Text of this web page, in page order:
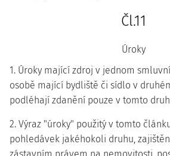
Čl.11
Úroky
1. Úroky mající zdroj v jednom
osobě mající bydliště či sídlo v
podléhají zdanění pouze v tomto
2. Výraz "úroky" použitý v tomto
pohledávek jakéhokoli druhu,